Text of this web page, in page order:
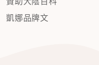
凱娜品牌文